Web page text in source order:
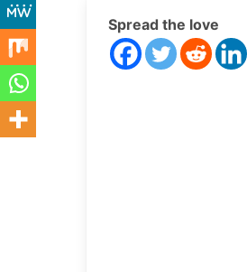
Spread the love